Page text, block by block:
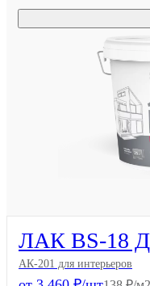
ЛАК BS-18
АК-201 для интерьеров